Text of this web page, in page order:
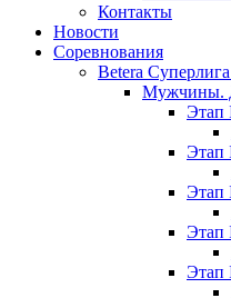
Контакты
Новости
Соревнования
Betera
Мужчины.
Этап
Этап
Этап
Этап
Этап